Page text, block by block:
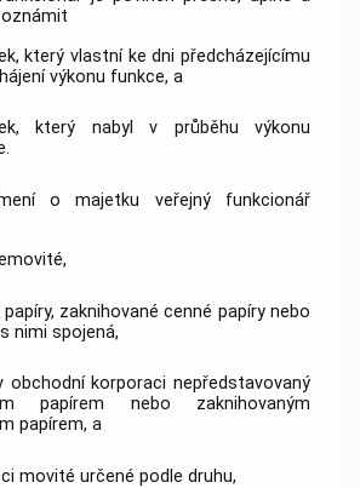
který vlastní ke dni předcházejícímu
výkonu funkce, a
který nabyl v průběhu výkonu
o majetku veřejný funkcionář
zaknihované cenné papíry nebo
nimi spojená,
obchodní korporaci nepředstavovaný
papírem nebo zaknihovaným
papírem, a
movité určené podle druhu,